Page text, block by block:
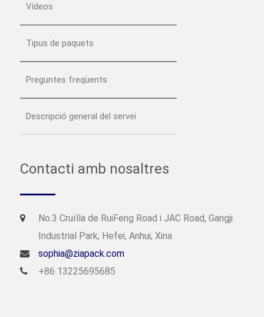
Vídeos
Tipus de paquets
Preguntes freqüents
Descripció general del servei
Contacti amb nosaltres
No.3 Cruïlla de RuiFeng Road i JAC Road, Gangji
Industrial Park, Hefei, Anhui, Xina
sophia@ziapack.com
+86 13225695685